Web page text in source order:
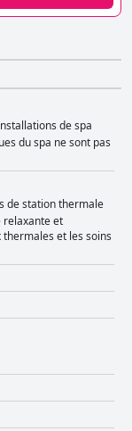
de spa
du spa ne sont pas
de station thermale
relaxante et
et les soins